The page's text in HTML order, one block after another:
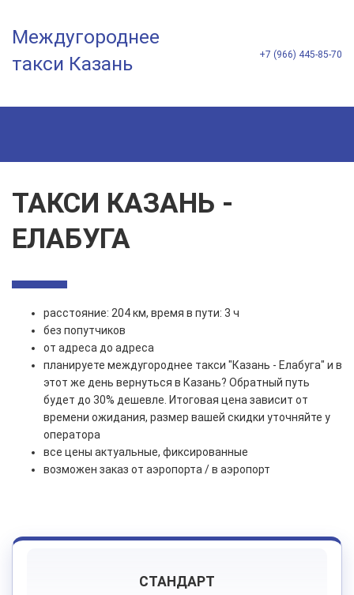
Междугороднее
такси Казань
+7 (966) 445-85-70
ТАКСИ КАЗАНЬ -
ЕЛАБУГА
расстояние: 204 км, время в пути: 3 ч
без попутчиков
от адреса до адреса
планируете междугороднее такси "Казань - Елабуга" и в
этот же день вернуться в Казань? Обратный путь
будет до 30% дешевле. Итоговая цена зависит от
времени ожидания, размер вашей скидки уточняйте у
оператора
все цены актуальные, фиксированные
возможен заказ от аэропорта / в аэропорт
СТАНДАРТ